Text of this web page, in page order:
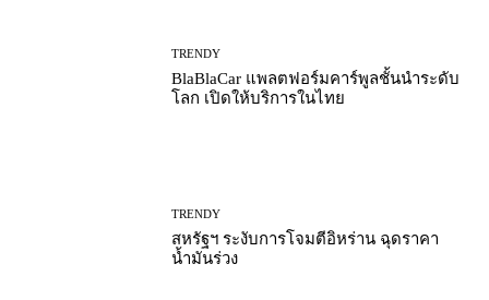
TRENDY
BlaBlaCar แพลตฟอร์มคาร์พูลชั้นนำระดับ
โลก เปิดให้บริการในไทย
TRENDY
สหรัฐฯ ระงับการโจมตีอิหร่าน ฉุดราคา
น้ำมันร่วง